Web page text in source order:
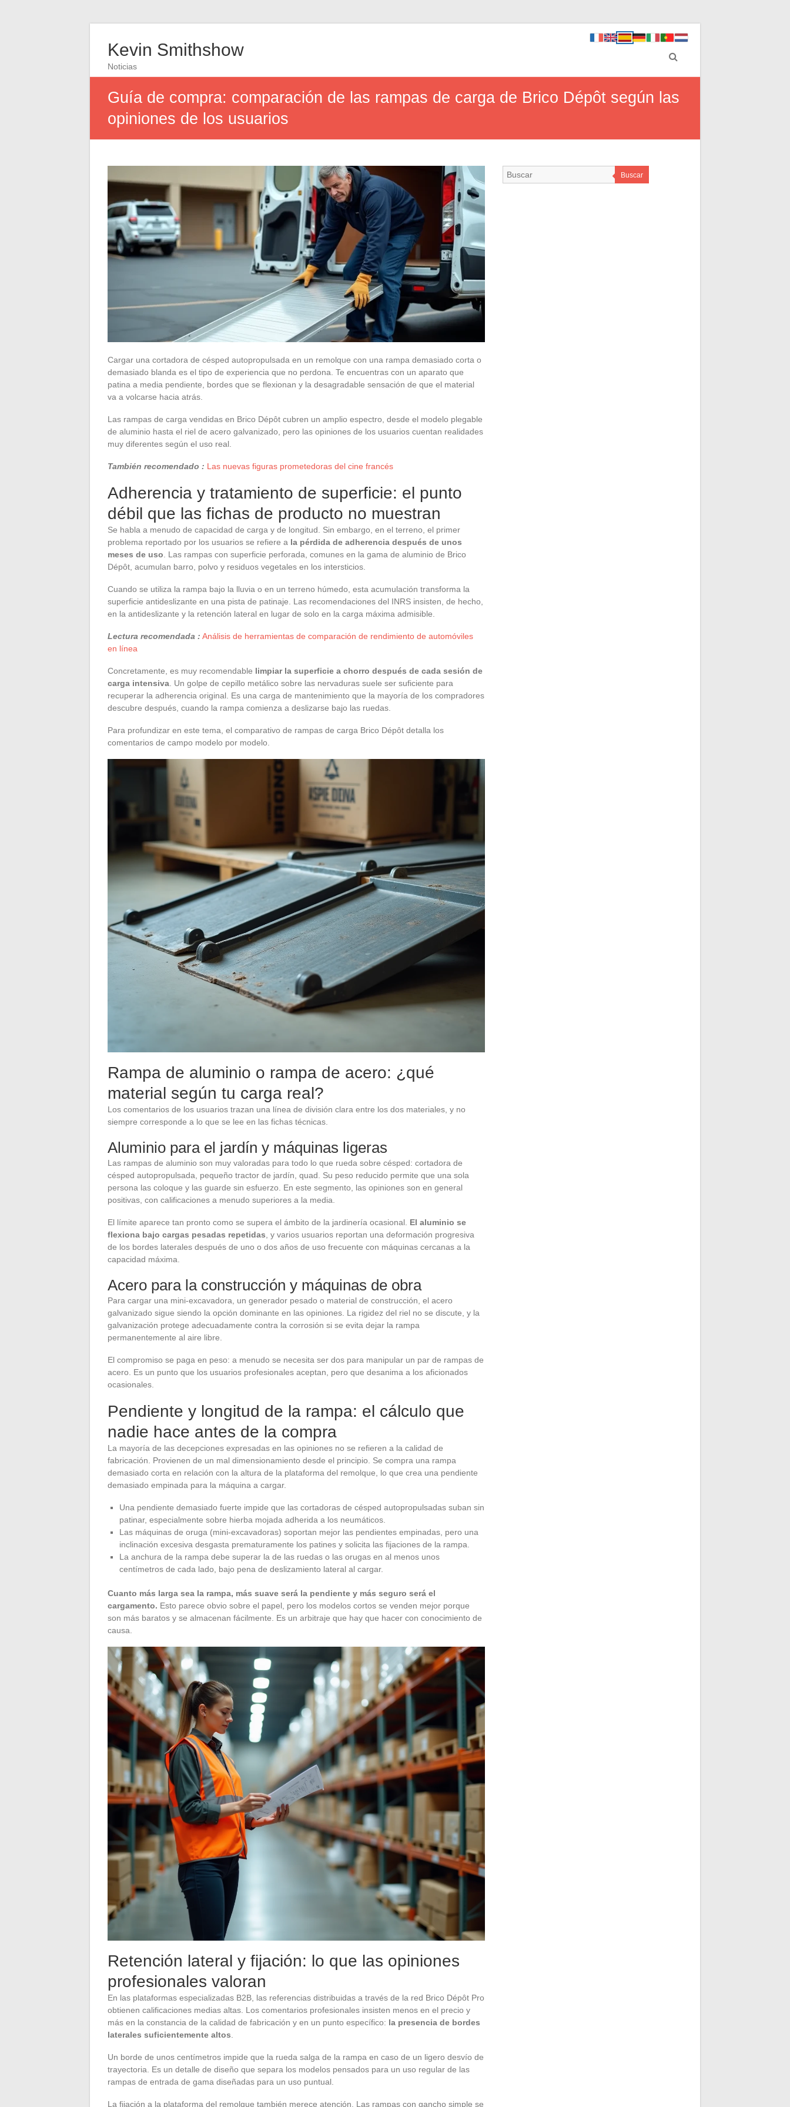
Kevin Smithshow
Noticias
Guía de compra: comparación de las rampas de carga de Brico Dépôt según las
opiniones de los usuarios
Cargar una cortadora de césped autopropulsada en un remolque con una rampa demasiado corta o
demasiado blanda es el tipo de experiencia que no perdona. Te encuentras con un aparato que
patina a media pendiente, bordes que se flexionan y la desagradable sensación de que el material
va a volcarse hacia atrás.
Las rampas de carga vendidas en Brico Dépôt cubren un amplio espectro, desde el modelo plegable
de aluminio hasta el riel de acero galvanizado, pero las opiniones de los usuarios cuentan realidades
muy diferentes según el uso real.
También recomendado : Las nuevas figuras prometedoras del cine francés
Adherencia y tratamiento de superficie: el punto
débil que las fichas de producto no muestran
Se habla a menudo de capacidad de carga y de longitud. Sin embargo, en el terreno, el primer
problema reportado por los usuarios se refiere a la pérdida de adherencia después de unos
meses de uso . Las rampas con superficie perforada, comunes en la gama de aluminio de Brico
Dépôt, acumulan barro, polvo y residuos vegetales en los intersticios.
Cuando se utiliza la rampa bajo la lluvia o en un terreno húmedo, esta acumulación transforma la
superficie antideslizante en una pista de patinaje. Las recomendaciones del INRS insisten, de hecho,
en la antideslizante y la retención lateral en lugar de solo en la carga máxima admisible.
Lectura recomendada : Análisis de herramientas de comparación de rendimiento de automóviles
en línea
Concretamente, es muy recomendable limpiar la superficie a chorro después de cada sesión de
carga intensiva . Un golpe de cepillo metálico sobre las nervaduras suele ser suficiente para
recuperar la adherencia original. Es una carga de mantenimiento que la mayoría de los compradores
descubre después, cuando la rampa comienza a deslizarse bajo las ruedas.
Para profundizar en este tema, el comparativo de rampas de carga Brico Dépôt detalla los
comentarios de campo modelo por modelo.
Rampa de aluminio o rampa de acero: ¿qué
material según tu carga real?
Los comentarios de los usuarios trazan una línea de división clara entre los dos materiales, y no
siempre corresponde a lo que se lee en las fichas técnicas.
Aluminio para el jardín y máquinas ligeras
Las rampas de aluminio son muy valoradas para todo lo que rueda sobre césped: cortadora de
césped autopropulsada, pequeño tractor de jardín, quad. Su peso reducido permite que una sola
persona las coloque y las guarde sin esfuerzo. En este segmento, las opiniones son en general
positivas, con calificaciones a menudo superiores a la media.
El límite aparece tan pronto como se supera el ámbito de la jardinería ocasional. El aluminio se
flexiona bajo cargas pesadas repetidas, y varios usuarios reportan una deformación progresiva
de los bordes laterales después de uno o dos años de uso frecuente con máquinas cercanas a la
capacidad máxima.
Acero para la construcción y máquinas de obra
Para cargar una mini-excavadora, un generador pesado o material de construcción, el acero
galvanizado sigue siendo la opción dominante en las opiniones. La rigidez del riel no se discute, y la
galvanización protege adecuadamente contra la corrosión si se evita dejar la rampa
permanentemente al aire libre.
El compromiso se paga en peso: a menudo se necesita ser dos para manipular un par de rampas de
acero. Es un punto que los usuarios profesionales aceptan, pero que desanima a los aficionados
ocasionales.
Pendiente y longitud de la rampa: el cálculo que
nadie hace antes de la compra
La mayoría de las decepciones expresadas en las opiniones no se refieren a la calidad de
fabricación. Provienen de un mal dimensionamiento desde el principio. Se compra una rampa
demasiado corta en relación con la altura de la plataforma del remolque, lo que crea una pendiente
demasiado empinada para la máquina a cargar.
Una pendiente demasiado fuerte impide que las cortadoras de césped autopropulsadas suban sin
patinar, especialmente sobre hierba mojada adherida a los neumáticos.
Las máquinas de oruga (mini-excavadoras) soportan mejor las pendientes empinadas, pero una
inclinación excesiva desgasta prematuramente los patines y solicita las fijaciones de la rampa.
La anchura de la rampa debe superar la de las ruedas o las orugas en al menos unos
centímetros de cada lado, bajo pena de deslizamiento lateral al cargar.
Cuanto más larga sea la rampa, más suave será la pendiente y más seguro será el
cargamento. Esto parece obvio sobre el papel, pero los modelos cortos se venden mejor porque
son más baratos y se almacenan fácilmente. Es un arbitraje que hay que hacer con conocimiento de
causa.
Retención lateral y fijación: lo que las opiniones
profesionales valoran
En las plataformas especializadas B2B, las referencias distribuidas a través de la red Brico Dépôt Pro
obtienen calificaciones medias altas. Los comentarios profesionales insisten menos en el precio y
más en la constancia de la calidad de fabricación y en un punto específico: la presencia de bordes
laterales suficientemente altos
Un borde de unos centímetros impide que la rueda salga de la rampa en caso de un ligero desvío de
trayectoria. Es un detalle de diseño que separa los modelos pensados para un uso regular de las
rampas de entrada de gama diseñadas para un uso puntual.
La fijación a la plataforma del remolque también merece atención. Las rampas con gancho simple se
Buscar